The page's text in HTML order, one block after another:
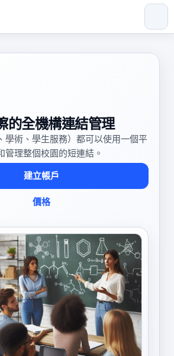
的全機構連結管理
學術、學生服務）都可以使用一個平
管理整個校園的短連結。
建立帳戶
價格